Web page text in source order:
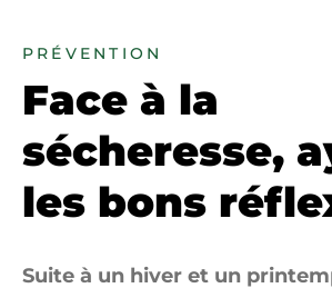
PRÉVENTION
Face à la
sécheresse,
les bons
Suite à un hiver et un